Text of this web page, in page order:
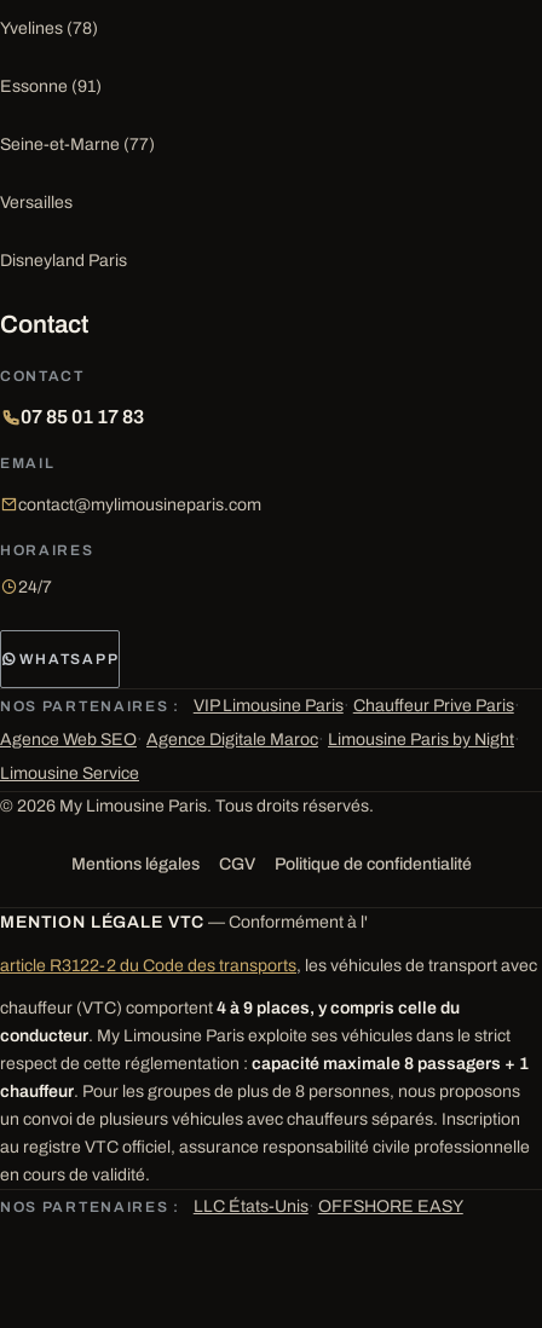
Yvelines (78)
Essonne (91)
Seine-et-Marne (77)
Versailles
Disneyland Paris
Contact
CONTACT
07 85 01 17 83
EMAIL
contact@mylimousineparis.com
HORAIRES
24/7
WHATSAPP
NOS PARTENAIRES : VIP Limousine Paris· Chauffeur Prive Paris·
Agence Web SEO· Agence Digitale Maroc· Limousine Paris by Night·
Limousine Service
© 2026 My Limousine Paris. Tous droits réservés.
Mentions légales CGV Politique de confidentialité
MENTION LÉGALE VTC — Conformément à l'
article R3122-2 du Code des transports, les véhicules de transport avec
chauffeur (VTC) comportent 4 à 9 places, y compris celle du
conducteur. My Limousine Paris exploite ses véhicules dans le strict
respect de cette réglementation : capacité maximale 8 passagers + 1
chauffeur. Pour les groupes de plus de 8 personnes, nous proposons
un convoi de plusieurs véhicules avec chauffeurs séparés. Inscription
au registre VTC officiel, assurance responsabilité civile professionnelle
en cours de validité.
NOS PARTENAIRES : LLC États-Unis· OFFSHORE EASY